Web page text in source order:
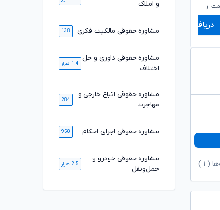
از ۵۵۰,۰۰۰تومان
دریافت مشاوره
۵۸۹,۰۰۰
دریافت مشاوره
( ۱
و املاک
مشاوره حقوقی مالکیت فکری 138
مشاوره حقوقی داوری و حل
اختلاف
1.4 هزار
مشاوره حقوقی اتباع خارجی و
مهاجرت
284
مشاوره حقوقی اجرای احکام 958
مشاوره حقوقی خودرو و
حمل‌ونقل
2.5 هزار